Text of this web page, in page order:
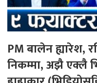
PM बालेन ह्यारेश,
निकम्मा, अझै एक्लै